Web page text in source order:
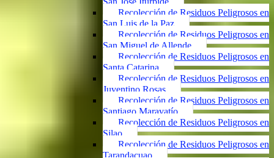
Recolección de Residuos Peligrosos en
San Luis de la Paz
Recolección de Residuos Peligrosos en
San Miguel de Allende
Recolección de Residuos Peligrosos en
Santa Catarina
Recolección de Residuos Peligrosos en
Juventino Rosas
Recolección de Residuos Peligrosos en
Santiago Maravatío
Recolección de Residuos Peligrosos en
Silao
Recolección de Residuos Peligrosos en
Tarandacuao